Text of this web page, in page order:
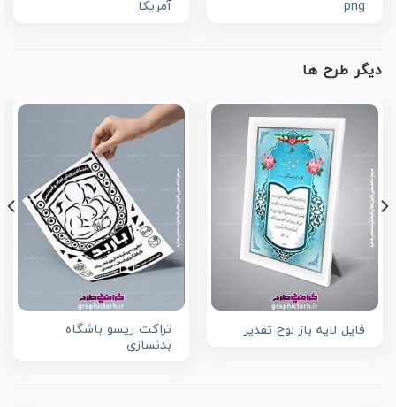
png
آمریکا
دیگر طرح ها
فایل لایه باز لوح تقدیر
تراکت ریسو باشگاه
بدنسازی